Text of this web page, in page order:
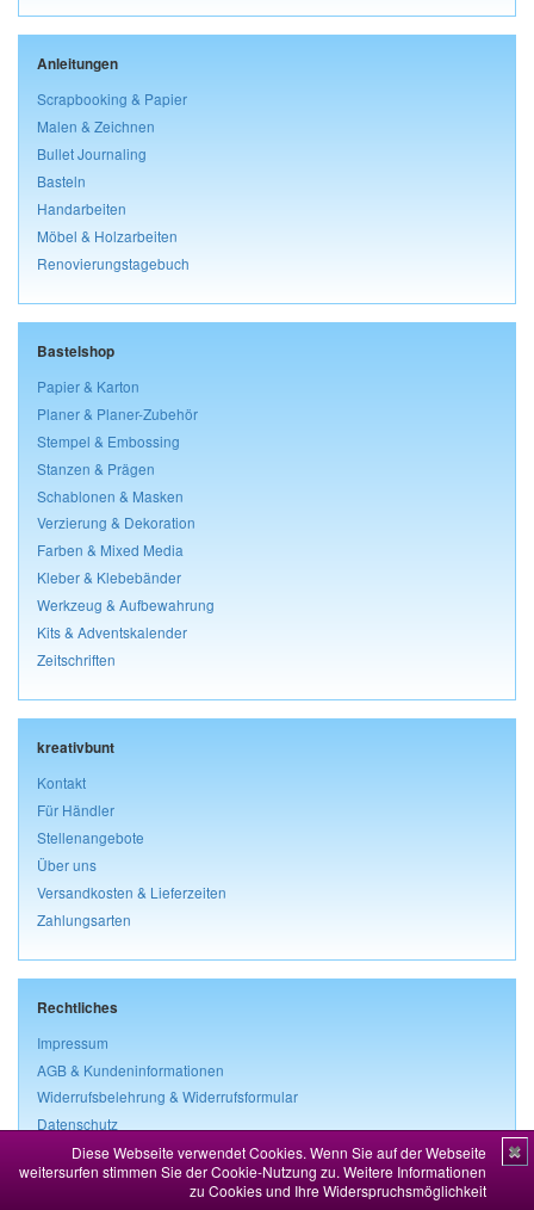
Diese Webseite verwendet Cookies. Wenn Sie auf der Webseite
weitersurfen stimmen Sie der Cookie-Nutzung zu. Weitere Informationen
zu Cookies und Ihre Widerspruchsmöglichkeit
✖
Anleitungen
Scrapbooking & Papier
Malen & Zeichnen
Bullet Journaling
Basteln
Handarbeiten
Möbel & Holzarbeiten
Renovierungstagebuch
Bastelshop
Papier & Karton
Planer & Planer-Zubehör
Stempel & Embossing
Stanzen & Prägen
Schablonen & Masken
Verzierung & Dekoration
Farben & Mixed Media
Kleber & Klebebänder
Werkzeug & Aufbewahrung
Kits & Adventskalender
Zeitschriften
kreativbunt
Kontakt
Für Händler
Stellenangebote
Über uns
Versandkosten & Lieferzeiten
Zahlungsarten
Rechtliches
Impressum
AGB & Kundeninformationen
Widerrufsbelehrung & Widerrufsformular
Datenschutz
Vertrag widerrufen